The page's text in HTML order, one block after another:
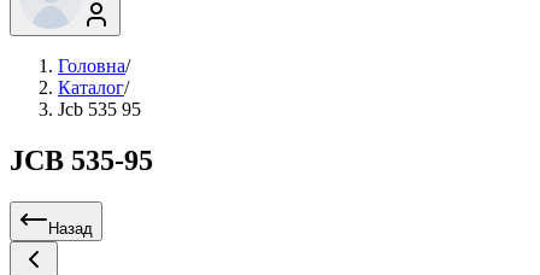
Головна/
Каталог/
Jcb 535 95
JCB 535-95
Назад